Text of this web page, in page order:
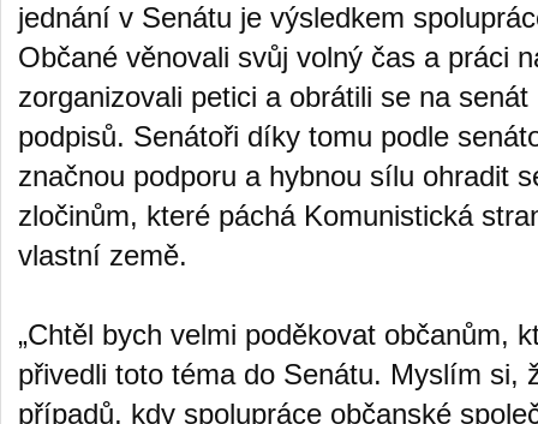
jednání v Senátu je výsledkem
Občané věnovali svůj volný čas a práci
zorganizovali petici a obrátili se na
podpisů. Senátoři díky tomu podle
značnou podporu a hybnou sílu ohradit
zločinům, které páchá Komunistická
vlastní země.
„Chtěl bych velmi poděkovat občanům,
přivedli toto téma do Senátu. Myslím si,
případů, kdy spolupráce občanské